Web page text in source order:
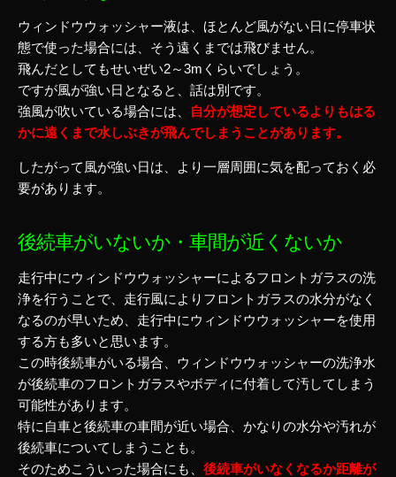
ウィンドウウォッシャー液は、ほとんど風がない日に停車状
態で使った場合には、そう遠くまでは飛びません。
飛んだとしてもせいぜい2～3mくらいでしょう。
ですが風が強い日となると、話は別です。
強風が吹いている場合には、
自分が想定しているよりもはる
かに遠くまで水しぶきが飛んでしまうことがあります。
したがって 風が強い日は、より一層周囲に気を配っておく必
要があります。
後続車がいないか・車間が近くないか
走行中にウィンドウウォッシャーによるフロントガラスの洗
浄を行うことで、走行風によりフロントガラスの水分がなく
なるのが早いため、走行中にウィンドウウォッシャーを使用
する方も多いと思います。
この時後続車がいる場合、ウィンドウウォッシャーの洗浄水
が後続車のフロントガラスやボディに付着して汚してしまう
可能性があります。
特に自車と後続車の車間が近い場合、かなりの水分や汚れが
後続車についてしまうことも。
そのためこういった場合にも、 後続車がいなくなるか距離が